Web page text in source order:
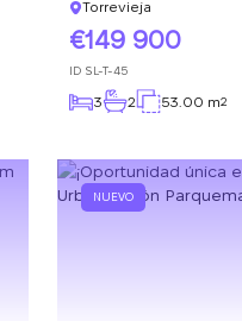
Torrevieja
149 900
ID SL-T-45
3 2 53.00 m2
NUEVO